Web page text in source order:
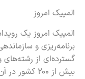
المپیک امروز
المپیک امروز یک
برنامه‌ریزی و
بیش از ۲۰۰ کشور در آن شرکت می‌کنند.